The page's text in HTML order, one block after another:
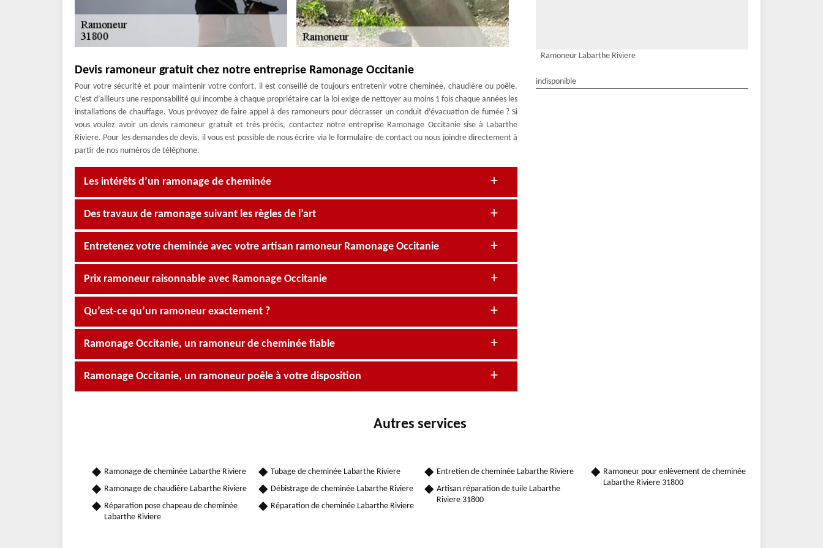
Devis ramoneur gratuit chez notre entreprise Ramonage Occitanie
Pour votre sécurité et pour maintenir votre confort, il est conseillé de toujours entretenir votre cheminée, chaudière ou poêle.
C’est d’ailleurs une responsabilité qui incombe à chaque propriétaire car la loi exige de nettoyer au moins 1 fois chaque années les
installations de chauffage. Vous prévoyez de faire appel à des ramoneurs pour décrasser un conduit d’évacuation de fumée ? Si
vous voulez avoir un devis ramoneur gratuit et très précis, contactez notre entreprise Ramonage Occitanie sise à Labarthe
Riviere. Pour les demandes de devis, il vous est possible de nous écrire via le formulaire de contact ou nous joindre directement à
partir de nos numéros de téléphone.
Les intérêts d’un ramonage de cheminée
Des travaux de ramonage suivant les règles de l’art
Entretenez votre cheminée avec votre artisan ramoneur Ramonage Occitanie
Prix ramoneur raisonnable avec Ramonage Occitanie
Qu’est-ce qu’un ramoneur exactement ?
Ramonage Occitanie, un ramoneur de cheminée fiable
Ramonage Occitanie, un ramoneur poêle à votre disposition
Ramoneur Labarthe Riviere
indisponible
Autres services
Ramonage de cheminée Labarthe Riviere
Ramonage de chaudière Labarthe Riviere
Réparation pose chapeau de cheminée
Labarthe Riviere
Tubage de cheminée Labarthe Riviere
Débistrage de cheminée Labarthe Riviere
Réparation de cheminée Labarthe Riviere
Entretien de cheminée Labarthe Riviere
Artisan réparation de tuile Labarthe
Riviere 31800
Ramoneur pour enlèvement de cheminée
Labarthe Riviere 31800